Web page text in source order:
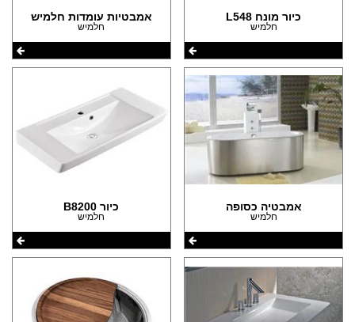
כיור מונח L548
חלמיש
אמבטיות עומדות חלמיש
חלמיש
אמבטיה כסופה
חלמיש
כיור B8200
חלמיש